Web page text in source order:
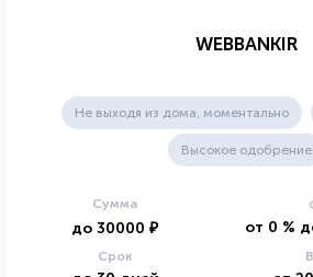
WEBBANKIR
Не выходя из дома, моментально
Высокое одобрение
Сумма
до 30000 ₽ от 0 %
Срок